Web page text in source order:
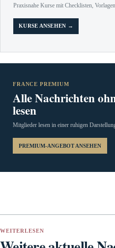
Praxisnahe Kurse mit Checklisten,
KURSE ANSEHEN →
FRANCE PREMIUM
Alle Nachrichten
lesen
Mitglieder lesen in einer ruhigen
PREMIUM-ANGEBOT ANSEHEN
WEITERLESEN